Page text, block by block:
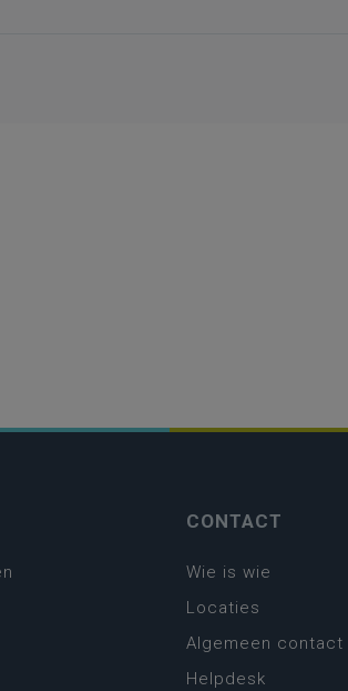
CONTACT
Wie is wie
Locaties
Algemeen contact
Helpdesk